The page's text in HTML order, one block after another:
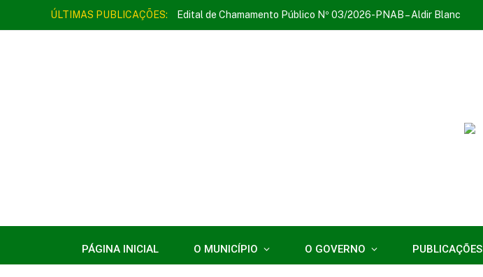
ÚLTIMAS PUBLICAÇÕES: Edital de Chamamento Público Nº 03/2026-PNAB – Aldir Blanc
PÁGINA INICIAL O MUNICÍPIO O GOVERNO PUBLICAÇÕES